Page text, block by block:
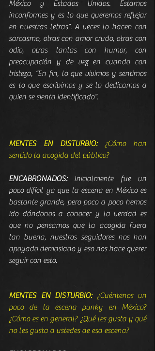
México y Estados Unidos. Estamos
inconformes y es lo que queremos reflejar
en nuestras letras”. A veces lo hacen con
sarcasmo, otras con amor crudo, otras con
odio, otras tantas con humor, con
preocupación y de vez en cuando con
tristeza, “En fin, lo que vivimos y sentimos
es lo que escribimos y se lo dedicamos a
quien se sienta identificado”.
MENTES EN DISTURBIO: ¿Cómo han
sentido la acogida del público?
ENCABRONADOS: Inicialmente fue un
poco difícil ya que la escena en México es
bastante grande, pero poco a poco hemos
ido dándonos a conocer y la verdad es
que no pensamos que la acogida fuera
tan buena, nuestros seguidores nos han
apoyado demasiado y eso nos hace querer
seguir con esto.
MENTES EN DISTURBIO: ¿Cuéntenos un
poco de la escena punky en México?
¿Cómo es en general? ¿Qué les gusta y qué
no les gusta a ustedes de esa escena?